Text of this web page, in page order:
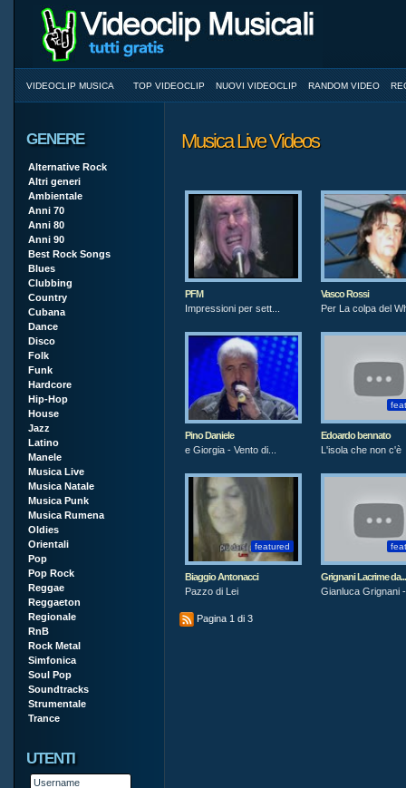
VIDEOCLIP MUSICA TOP VIDEOCLIP NUOVI VIDEOCLIP RANDOM VIDEO
GENERE
Alternative Rock
Altri generi
Ambientale
Anni 70
Anni 80
Anni 90
Best Rock Songs
Blues
Clubbing
Country
Cubana
Dance
Disco
Folk
Funk
Hardcore
Hip-Hop
House
Jazz
Latino
Manele
Musica Live
Musica Natale
Musica Punk
Musica Rumena
Oldies
Orientali
Pop
Pop Rock
Reggae
Reggaeton
Regionale
RnB
Rock Metal
Simfonica
Soul Pop
Soundtracks
Strumentale
Trance
UTENTI
Musica Live Videos
PFM
Impressioni per sett...
Vasco Rossi
Per La colpa del
Pino Daniele
e Giorgia - Vento di...
Edoardo bennato
L'isola che non c'è
featured
Biaggio Antonacci
Pazzo di Lei
Grignani Lacrime da...
Gianluca Grignani
Pagina 1 di 3